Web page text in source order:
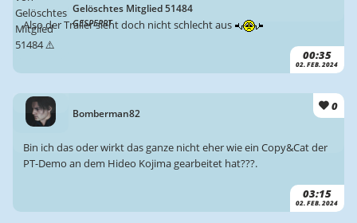
Gelöschtes Mitglied 51484
GESPERRT
00:35
02. FEB. 2024
Also der Trailer sieht doch nicht schlecht aus
Bomberman82
0
03:15
02. FEB. 2024
Bin ich das oder wirkt das ganze nicht eher wie ein Copy&Cat der
PT-Demo an dem Hideo Kojima gearbeitet hat???.